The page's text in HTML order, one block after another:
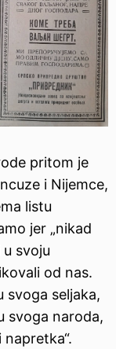
pritom je
i Nijemce,
listu
jer „nikad
svoju
od nas.
svoga seljaka,
svoga naroda,